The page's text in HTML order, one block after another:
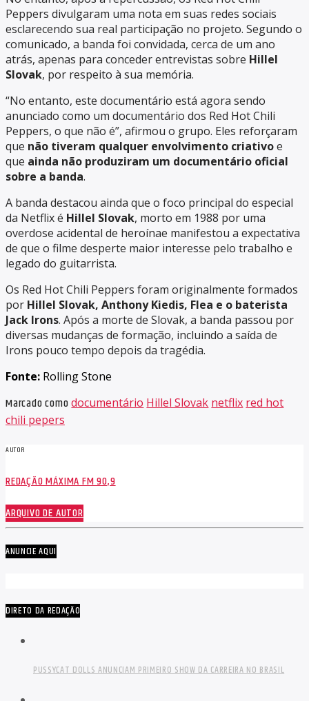
Peppers divulgaram uma nota em suas redes sociais
esclarecendo sua real participação no projeto. Segundo o
comunicado, a banda foi convidada, cerca de um ano
atrás, apenas para conceder entrevistas sobre Hillel
Slovak, por respeito à sua memória.
“No entanto, este documentário está agora sendo
anunciado como um documentário dos Red Hot Chili
Peppers, o que não é”, afirmou o grupo. Eles reforçaram
que não tiveram qualquer envolvimento criativoe
que ainda não produziram um documentário oficial
sobre a banda.
A banda destacou ainda que o foco principal do especial
da Netflix é Hillel Slovak, morto em 1988 por uma
overdose acidental de heroínae manifestou a expectativa
de que o filme desperte maior interesse pelo trabalho e
legado do guitarrista.
Os Red Hot Chili Peppers foram originalmente formados
por Hillel Slovak, Anthony Kiedis, Flea e o baterista
Jack Irons. Após a morte de Slovak, a banda passou por
diversas mudanças de formação, incluindo a saída de
Irons pouco tempo depois da tragédia.
Fonte: Rolling Stone
Marcado comodocumentário Hillel Slovak netflix red hot
chili pepers
AUTOR
REDAÇÃO MÁXIMA FM 90,9
ARQUIVO DE AUTOR
ANUNCIE AQUI
DIRETO DA REDAÇÃO
PUSSYCAT DOLLS ANUNCIAM PRIMEIRO SHOW DA CARREIRA NO BRASIL